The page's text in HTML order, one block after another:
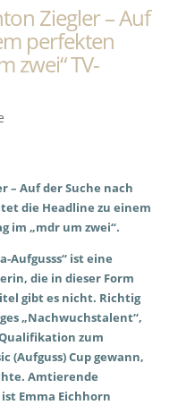
Ziegler – Auf
perfekten
zwei“ TV-
– Auf der Suche nach
die Headline zu einem
im „mdr um zwei“.
Aufgusss“ ist eine
die in dieser Form
gibt es nicht. Richtig
„Nachwuchstalent“,
zum
(Aufguss) Cup gewann,
Amtierende
Emma Eichhorn